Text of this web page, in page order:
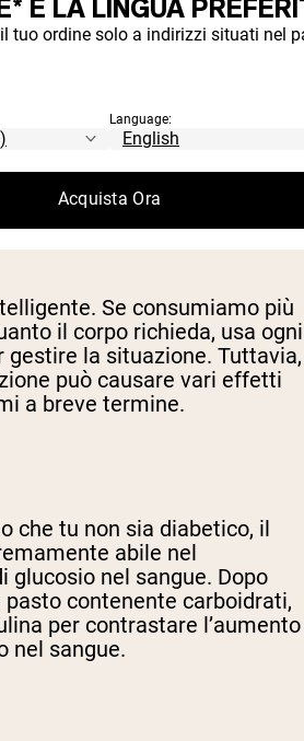
TERMINE, MA
Se consumiamo più
il corpo richieda, usa ogni
gestire la situazione. Tuttavia,
può causare vari effetti
a breve termine.
che tu non sia diabetico, il
abile nel
glucosio nel sangue. Dopo
contenente carboidrati,
per contrastare l’aumento
nel sangue.
E LA LINGUA
tuo ordine solo a indirizzi situati nel
Language:
Acquista Ora